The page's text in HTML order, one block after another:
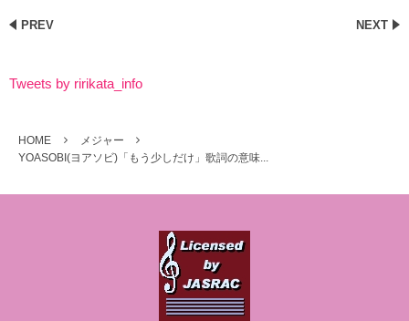
PREV NEXT
Tweets by ririkata_info
HOME
メジャー
YOASOBI(ヨアソビ)「もう少しだけ」歌詞の意味...